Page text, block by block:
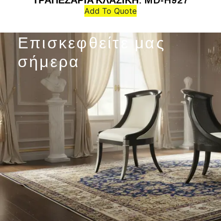
Add To Quote
Επισκεφθείτε μας
σήμερα